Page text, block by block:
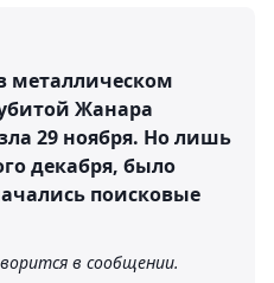
металлическом
Жанара
29 ноября. Но лишь
декабря, было
поисковые
в сообщении.